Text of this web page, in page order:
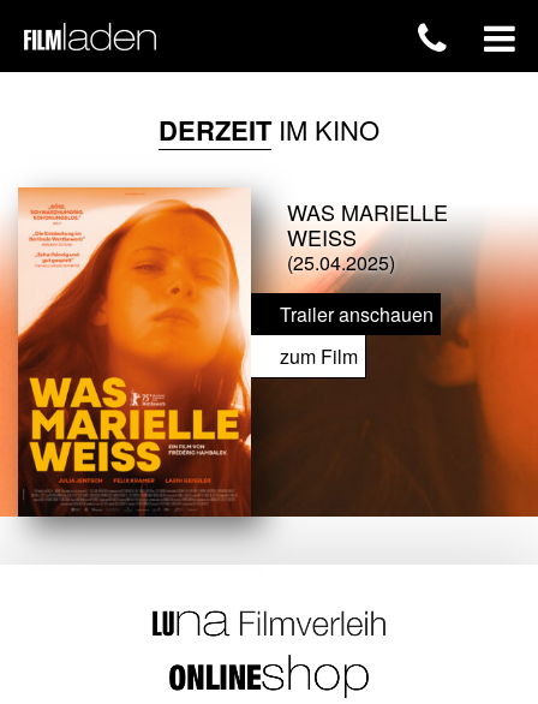
DERZEITIM KINO
WAS MARIELLE
WEISS
(25.04.2025)
Trailer anschauen
zum Film